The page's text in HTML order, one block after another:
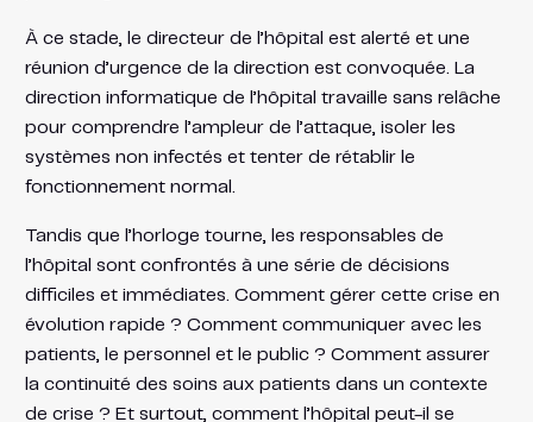
À ce stade, le directeur de l’hôpital est alerté et une
réunion d’urgence de la direction est convoquée. La
direction informatique de l’hôpital travaille sans relâche
pour comprendre l’ampleur de l’attaque, isoler les
systèmes non infectés et tenter de rétablir le
fonctionnement normal.
Tandis que l’horloge tourne, les responsables de
l’hôpital sont confrontés à une série de décisions
difficiles et immédiates. Comment gérer cette crise en
évolution rapide ? Comment communiquer avec les
patients, le personnel et le public ? Comment assurer
la continuité des soins aux patients dans un contexte
de crise ? Et surtout, comment l’hôpital peut-il se